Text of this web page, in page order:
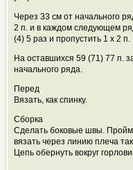
Через 33 см от начального
2 п. и в каждом следующем
(4) 5 раз и пропустить 1 x 2 п.
На оставшихся 59 (71) 77 п.
начального ряда.
Перед
Вязать, как спинку.
Сборка
Сделать боковые швы.
вязать через линию плеча
Цепь обернуть вокруг